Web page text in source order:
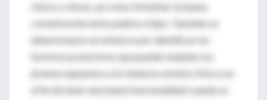
chicos y chicas, así como fomentar la buena
comunicación entre padres e hijos. También se
debería hacer un esfuerzo por identificar los
factores protectores que pueden emplear los
jóvenes expuestos a la violencia verbal y física con
el fin de tener una buena funcionalidad cuando se